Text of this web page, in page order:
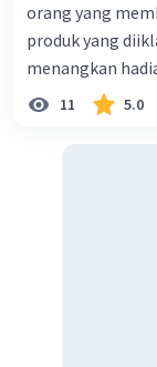
Kalimat
orang yang
produk yang
menangkan
11 5.0